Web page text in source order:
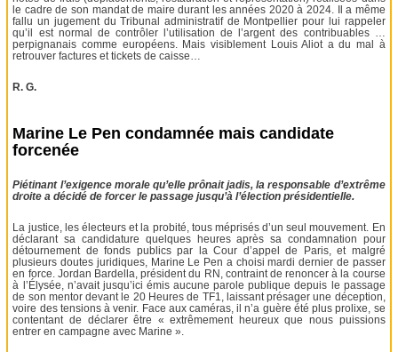
le cadre de son mandat de maire durant les années 2020 à 2024. Il a même
fallu un jugement du Tribunal administratif de Montpellier pour lui rappeler
qu’il est normal de contrôler l’utilisation de l’argent des contribuables …
perpignanais comme européens. Mais visiblement Louis Aliot a du mal à
retrouver factures et tickets de caisse…
R. G.
Marine Le Pen condamnée mais candidate
forcenée
Piétinant l’exigence morale qu’elle prônait jadis, la responsable d’extrême
droite a décidé de forcer le passage jusqu’à l’élection présidentielle.
La justice, les électeurs et la probité, tous méprisés d’un seul mouvement. En
déclarant sa candidature quelques heures après sa condamnation pour
détournement de fonds publics par la Cour d’appel de Paris, et malgré
plusieurs doutes juridiques, Marine Le Pen a choisi mardi dernier de passer
en force. Jordan Bardella, président du RN, contraint de renoncer à la course
à l’Élysée, n’avait jusqu’ici émis aucune parole publique depuis le passage
de son mentor devant le 20 Heures de TF1, laissant présager une déception,
voire des tensions à venir. Face aux caméras, il n’a guère été plus prolixe, se
contentant de déclarer être « extrêmement heureux que nous puissions
entrer en campagne avec Marine ».